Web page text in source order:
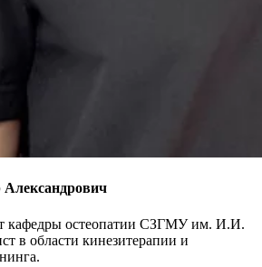
Александрович
кафедры остеопатии СЗГМУ им. И.И.
в области кинезитерапии и